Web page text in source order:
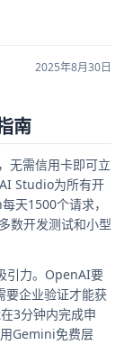
2025年8月30日
南
无需信用卡即可立
Studio为所有开
天1500个请求，
数开发测试和小型
引力。OpenAI要
要企业验证才能获
3分钟内完成申
Gemini免费层